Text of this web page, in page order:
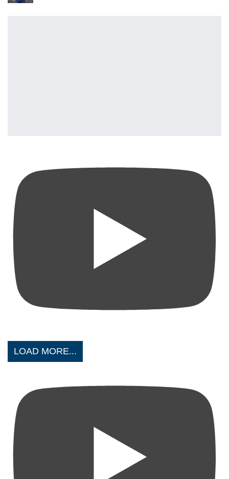
LOAD MORE...